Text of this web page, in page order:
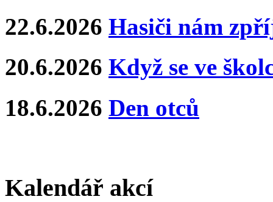
22.6.2026 Hasiči nám
20.6.2026 Když se ve
18.6.2026 Den otců
Kalendář akcí